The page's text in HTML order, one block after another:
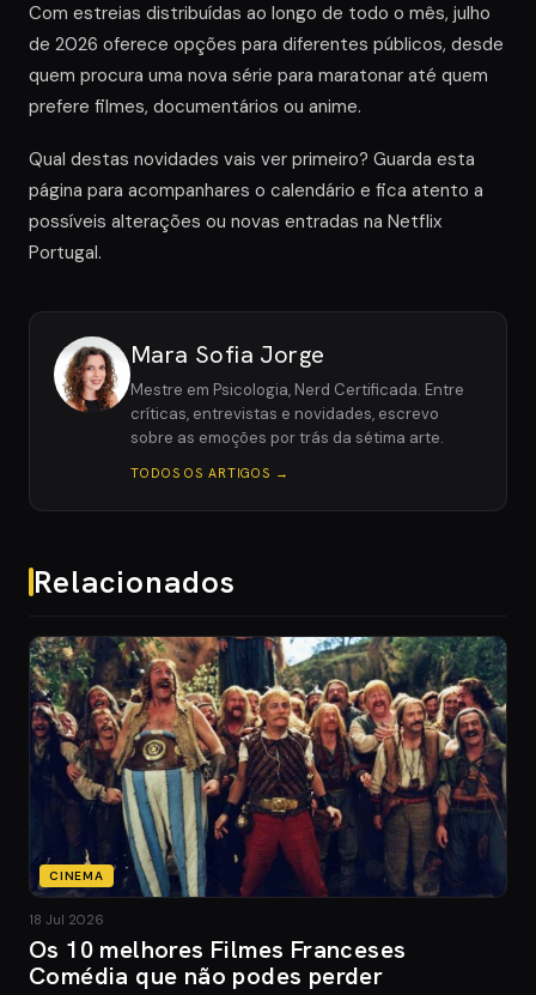
Com estreias distribuídas ao longo de todo o mês, julho
de 2026 oferece opções para diferentes públicos, desde
quem procura uma nova série para maratonar até quem
prefere filmes, documentários ou anime.
Qual destas novidades vais ver primeiro? Guarda esta
página para acompanhares o calendário e fica atento a
possíveis alterações ou novas entradas na Netflix
Portugal.
Mara Sofia Jorge
Mestre em Psicologia, Nerd Certificada. Entre
críticas, entrevistas e novidades, escrevo
sobre as emoções por trás da sétima arte.
TODOS OS ARTIGOS →
Relacionados
CINEMA
18 Jul 2026
Os 10 melhores Filmes Franceses
Comédia que não podes perder